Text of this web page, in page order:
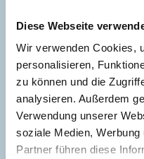
Diese Webseite
Wir verwenden Cookies,
personalisieren,
zu können und die
analysieren. Außerdem
Verwendung unserer
soziale Medien,
Partner führen diese
Kirchdorf